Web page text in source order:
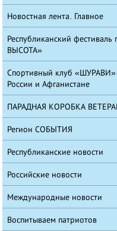
Новостная лента. Главное
Республиканский
ВЫСОТА»
Спортивный клуб
России и Афганистане
ПАРАДНАЯ КОРОБКА
Регион СОБЫТИЯ
Республиканские новости
Российские новости
Международные новости
Воспитываем патриотов